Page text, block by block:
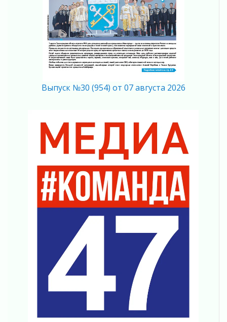
04 августа 2026
Вниманию автомобилистов!
04 августа 2026
Память, сталь и музыка
04 августа 2026
04 августа 2026
Без риска для здоровья и кошелька
04 августа 2026
Важная информация
04 августа 2026
Что делать со сбережениями
04 августа 2026
Награды нашли строителей
Ленобласть повышает производительность
03 августа 2026
Поддержка волонтерских объединений
03 августа 2026
Ладожский мост полностью закроют на два
Выпуск №30 (954) от 07 августа 2026